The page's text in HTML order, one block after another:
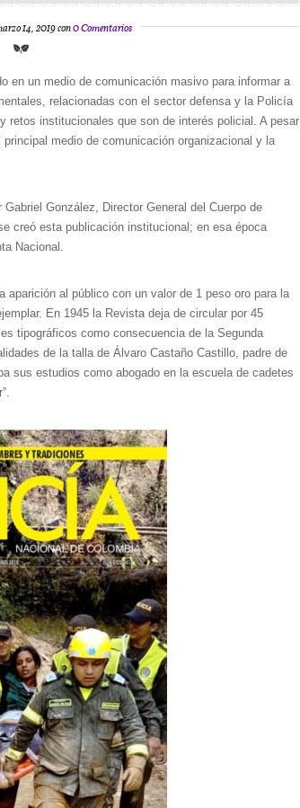
14, 2019 con0 Comentarios
en un medio de comunicación masivo para informar a
relacionadas con el sector defensa y la Policía
retos institucionales que son de interés policial. A pesar
medio de comunicación organizacional y la
González, Director General del Cuerpo de
creó esta publicación institucional; en esa época
Nacional.
aparición al público con un valor de 1 peso oro para la
En 1945 la Revista deja de circular por 45
tipográficos como consecuencia de la Segunda
de la talla de Álvaro Castaño Castillo, padre de
sus estudios como abogado en la escuela de cadetes